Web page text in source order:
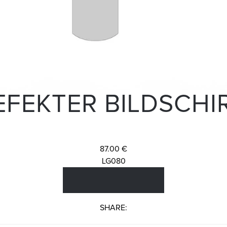
87.00 €
LG080
SHARE: